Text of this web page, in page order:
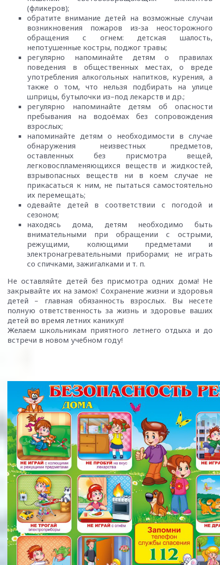
(фликеров);
обратите внимание детей на возможные случаи
возникновения пожаров из-за неосторожного
обращения с огнем: детская шалость,
непотушенные костры, поджог травы;
регулярно напоминайте детям о правилах
поведения в общественных местах, о вреде
употребления алкогольных напитков, курения, а
также о том, что нельзя подбирать на улице
шприцы, бутылочки из–под лекарств и др.;
регулярно напоминайте детям об опасности
пребывания на водоёмах без сопровождения
взрослых;
напоминайте детям о необходимости в случае
обнаружения неизвестных предметов,
оставленных без присмотра вещей,
легковоспламеняющихся веществ и жидкостей,
взрывопасных веществ ни в коем случае не
прикасаться к ним, не пытаться самостоятельно
их перемещать;
одевайте детей в соответствии с погодой и
сезоном;
находясь дома, детям необходимо быть
внимательными при обращении с острыми,
режущими, колющими предметами и
электронагревательными приборами; не играть
со спичками, зажигалками и т. п.
Не оставляйте детей без присмотра одних дома! Не
закрывайте их на замок! Сохранение жизни и здоровья
детей – главная обязанность взрослых. Вы несете
полную ответственность за жизнь и здоровье ваших
детей во время летних каникул!
Желаем школьникам приятного летнего отдыха и до
встречи в новом учебном году!